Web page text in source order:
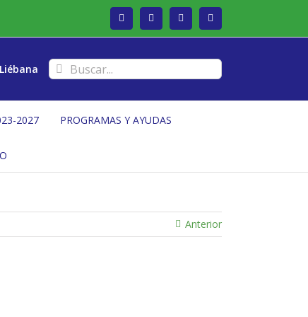
Facebook Twitter Instagram
Buscar:
2027 PROGRAMAS Y AYUDAS
Anterior